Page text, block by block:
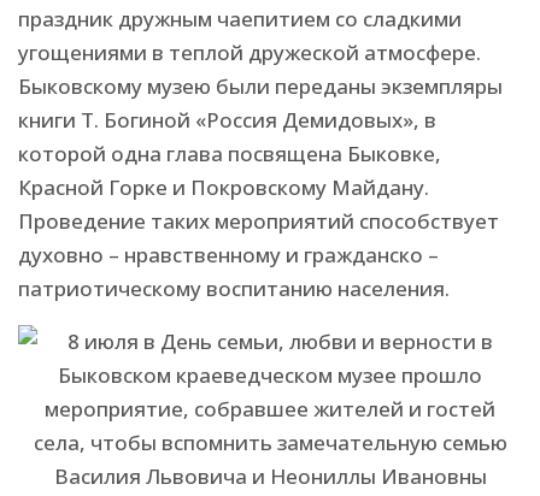
праздник дружным чаепитием со сладкими
угощениями в теплой дружеской атмосфере.
Быковскому музею были переданы экземпляры
книги Т. Богиной «Россия Демидовых», в
которой одна глава посвящена Быковке,
Красной Горке и Покровскому Майдану.
Проведение таких мероприятий способствует
духовно – нравственному и гражданско –
патриотическому воспитанию населения.